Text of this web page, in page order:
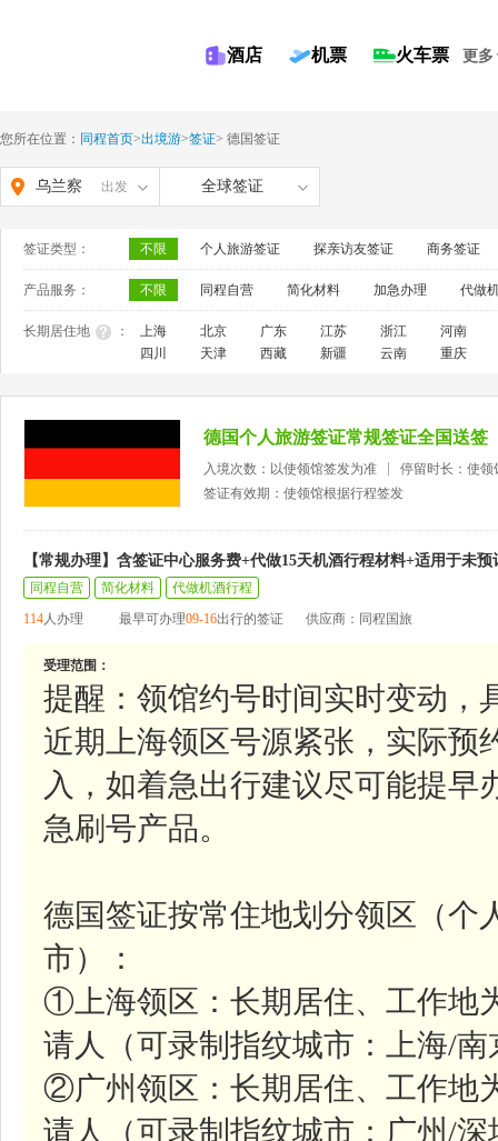
酒店 机票 火车票 更多
您所在位置： 同程首页>出境游>签证> 德国签证
乌兰察 出发 全球签证
签证类型： 不限 个人旅游签证 探亲访友签证 商务签证
产品服务： 不限 同程自营 简化材料 加急办理 代做
长期居住地 ： 上海 北京 广东 江苏 浙江
河南
四川
天津 西藏 新疆 云南 重庆
德国个人旅游签证常规签证全国送签
入境次数：以使领馆签发为准
停留时长：使领
签证有效期：使领馆根据行程签发
【常规办理】含签证中心服务费+代做15天机酒行程材料+适用于未
同程自营 简化材料
代做机酒行程
114人办理 最早可办理09-16出行的签证 供应商：同程国旅
受理范围：
提醒：领馆约号时间实时变动，
近期上海领区号源紧张，实际预
入，如着急出行建议尽可能提
急刷号产品。
德国签证按常住地划分领区（个
市）：
①上海领区：长期居住、工作地
请人（可录制指纹城市：上海/南
②广州领区：长期居住、工作地
请人（可录制指纹城市：广州/深